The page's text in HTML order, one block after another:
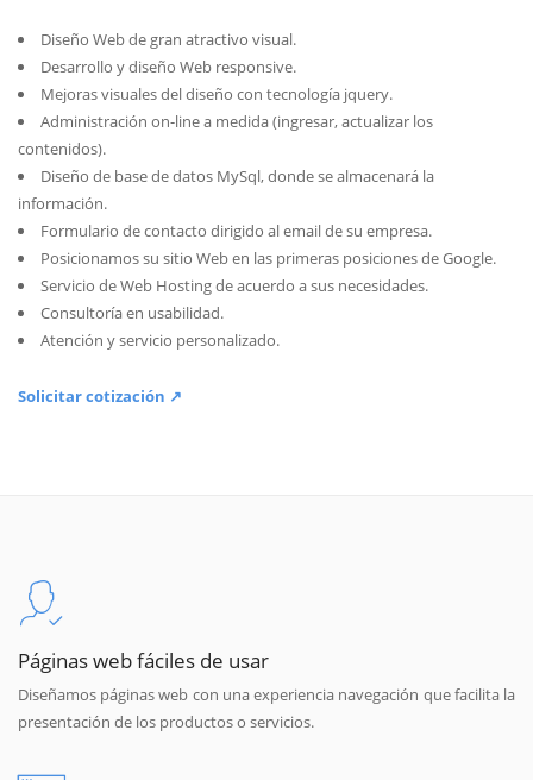
Diseño Web de gran atractivo visual.
Desarrollo y diseño Web responsive.
Mejoras visuales del diseño con tecnología jquery.
Administración on-line a medida (ingresar, actualizar los
contenidos).
Diseño de base de datos MySql, donde se almacenará la
información.
Formulario de contacto dirigido al email de su empresa.
Posicionamos su sitio Web en las primeras posiciones de Google.
Servicio de Web Hosting de acuerdo a sus necesidades.
Consultoría en usabilidad.
Atención y servicio personalizado.
Solicitar cotización ↗
Páginas web fáciles de usar
Diseñamos páginas web con una experiencia navegación que facilita la
presentación de los productos o servicios.